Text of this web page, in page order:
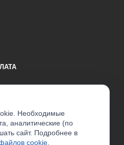
Необходимые
аналитические (по
сайт. Подробнее в
cookie